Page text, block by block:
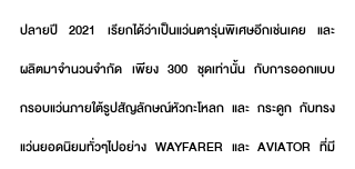
ปลายปี 2021 เรียกได้ว่าเป็นแว่นตารุ่นพิเศษอีกเช่นเคย และ
ผลิตมาจำนวนจำกัด เพียง 300 ชุดเท่านั้น กับการออกแบบ
กรอบแว่นภายใต้รูปสัญลักษณ์หัวกะโหลก และ กระดูก กับทรง
แว่นยอดนิยมทั่วๆไปอย่าง WAYFARER และ AVIATOR ที่มี